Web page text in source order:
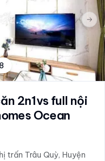
8
2n1vs full nội
Ocean
trấn Trâu Quỳ, Huyện